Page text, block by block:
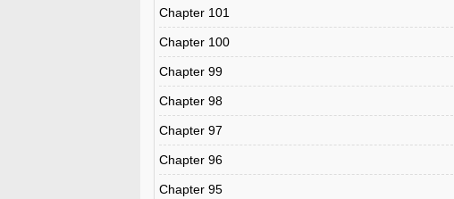
Chapter 101
Chapter 100
Chapter 99
Chapter 98
Chapter 97
Chapter 96
Chapter 95